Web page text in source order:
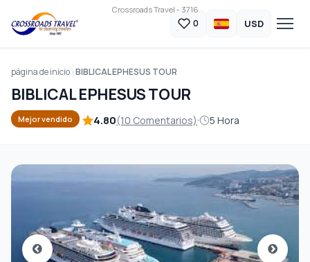
Crossroads Travel - 3716
0 USD
página de inicio BIBLICAL EPHESUS TOUR
BIBLICAL EPHESUS TOUR
Mejor vendido 4.80(10 Comentarios) 5 Hora